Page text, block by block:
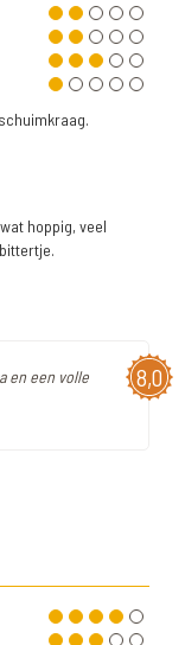
hoppig, veel
8,0
en een volle